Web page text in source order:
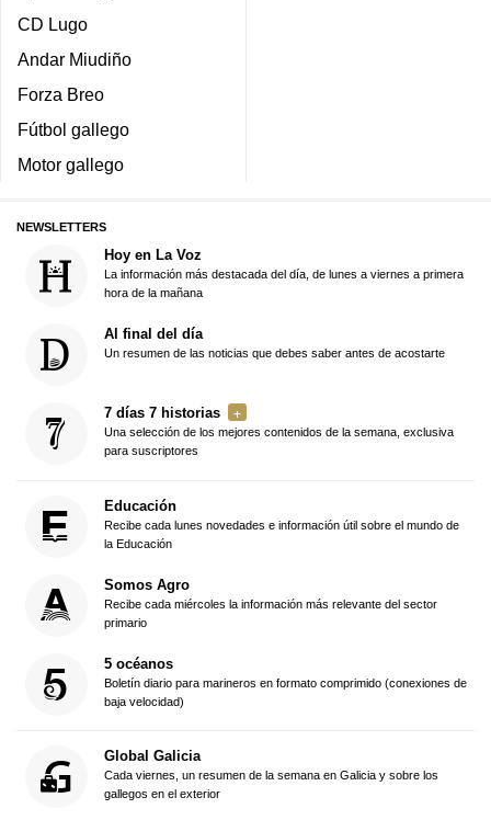
CD Lugo
Andar Miudiño
Forza Breo
Fútbol gallego
Motor gallego
NEWSLETTERS
Hoy en La Voz
La información más destacada del día, de lunes a viernes a primera
hora de la mañana
Al final del día
Un resumen de las noticias que debes saber antes de acostarte
7 días 7 historias
Una selección de los mejores contenidos de la semana, exclusiva
para suscriptores
Educación
Recibe cada lunes novedades e información útil sobre el mundo de
la Educación
Somos Agro
Recibe cada miércoles la información más relevante del sector
primario
5 océanos
Boletín diario para marineros en formato comprimido (conexiones de
baja velocidad)
Global Galicia
Cada viernes, un resumen de la semana en Galicia y sobre los
gallegos en el exterior